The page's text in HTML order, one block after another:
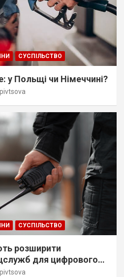
СУСПІЛЬСТВО
у Польщі чи Німеччині?
СУСПІЛЬСТВО
розширити
для цифрового